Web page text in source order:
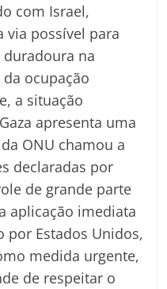
com Israel,
via possível para
duradoura na
ocupação
a situação
apresenta uma
ONU chamou a
declaradas por
de grande parte
aplicação imediata
por Estados Unidos,
medida urgente,
de respeitar o